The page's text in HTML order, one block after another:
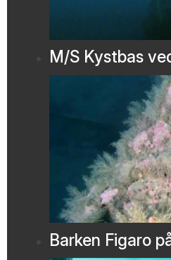
M/S Kystbas
Barken Figaro